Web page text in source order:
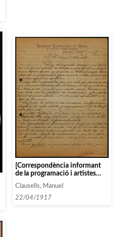
[Correspondència informant
de la programació i artistes
Clausells, Manuel
22/04/1917